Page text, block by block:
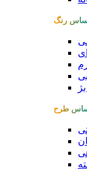
اساس رنگ
طرح